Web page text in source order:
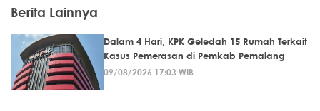
Berita Lainnya
Dalam 4 Hari, KPK Geledah 15 Rumah Terkait
Kasus Pemerasan di Pemkab Pemalang
09/08/2026 17:03 WIB